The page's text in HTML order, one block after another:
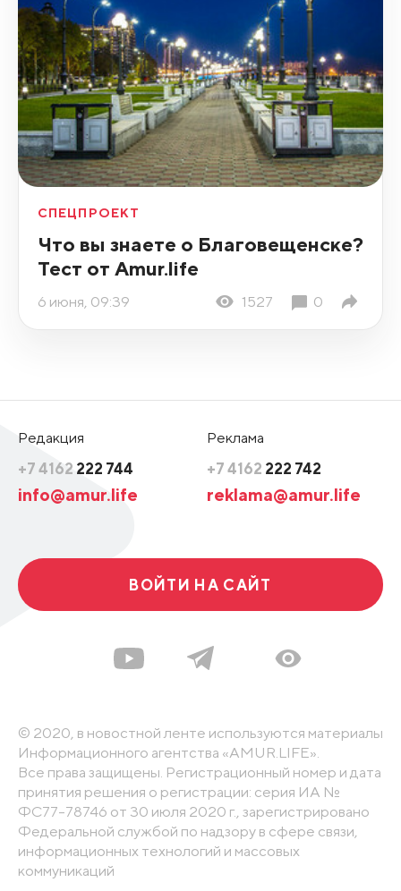
СПЕЦПРОЕКТ
Что вы знаете о Благовещенске?
Тест от Amur.life
6 июня, 09:39 1527 0
Редакция
+7 4162 222 744
info@amur.life
Реклама
+7 4162 222 742
reklama@amur.life
ВОЙТИ НА САЙТ
© 2020, в новостной ленте используются материалы
Информационного агентства «AMUR.LIFE».
Все права защищены. Регистрационный номер и дата
принятия решения о регистрации: серия ИА №
ФС77-78746 от 30 июля 2020 г., зарегистрировано
Федеральной службой по надзору в сфере связи,
информационных технологий и массовых
коммуникаций